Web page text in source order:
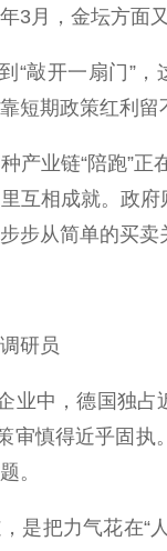
3月，金坛方面
敲开一扇门”，
短期政策红利
业链“陪跑”正
互相成就。政
步从简单的买卖
研员
中，德国独占
审慎得近乎固
。
把力气花在“人